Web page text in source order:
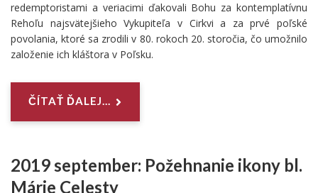
redemptoristami a veriacimi ďakovali Bohu za kontemplatívnu
Rehoľu najsvätejšieho Vykupiteľa v Cirkvi a za prvé poľské
povolania, ktoré sa zrodili v 80. rokoch 20. storočia, čo umožnilo
založenie ich kláštora v Poľsku.
ČÍTAŤ ĎALEJ...
2019 september: Požehnanie ikony bl.
Márie Celesty